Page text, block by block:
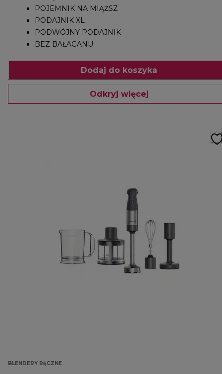
POJEMNIK NA MIĄŻSZ
PODAJNIK XL
PODWÓJNY PODAJNIK
BEZ BAŁAGANU
Dodaj do koszyka
Odkryj więcej
BLENDERY RĘCZNE